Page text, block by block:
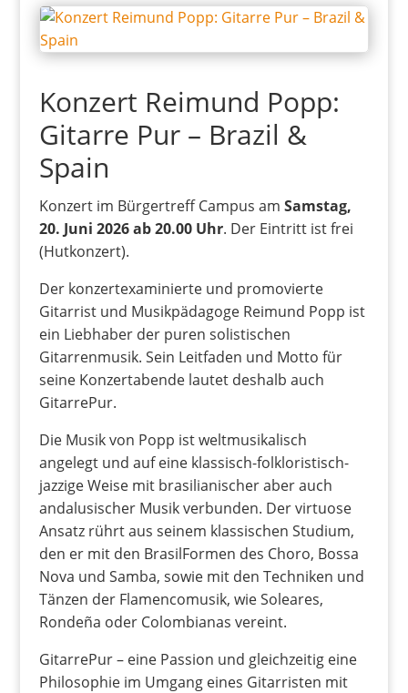
Konzert Reimund Popp:
Gitarre Pur – Brazil &
Spain
Konzert im Bürgertreff Campus am Samstag,
20. Juni 2026 ab 20.00 Uhr. Der Eintritt ist frei
(Hutkonzert).
Der konzertexaminierte und promovierte
Gitarrist und Musikpädagoge Reimund Popp ist
ein Liebhaber der puren solistischen
Gitarrenmusik. Sein Leitfaden und Motto für
seine Konzertabende lautet deshalb auch
GitarrePur.
Die Musik von Popp ist weltmusikalisch
angelegt und auf eine klassisch-folkloristisch-
jazzige Weise mit brasilianischer aber auch
andalusischer Musik verbunden. Der virtuose
Ansatz rührt aus seinem klassischen Studium,
den er mit den BrasilFormen des Choro, Bossa
Nova und Samba, sowie mit den Techniken und
Tänzen der Flamencomusik, wie Soleares,
Rondeña oder Colombianas vereint.
GitarrePur – eine Passion und gleichzeitig eine
Philosophie im Umgang eines Gitarristen mit